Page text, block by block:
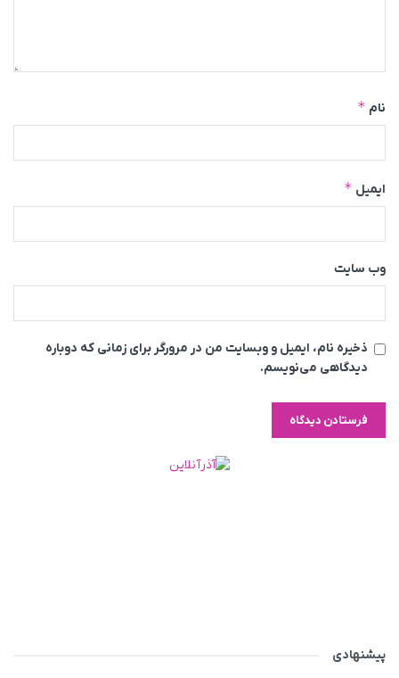
نام *
ایمیل *
وب‌ سایت
ذخیره نام، ایمیل و وبسایت من در مرورگر برای زمانی که دوباره
دیدگاهی می‌نویسم.
پیشنهادی